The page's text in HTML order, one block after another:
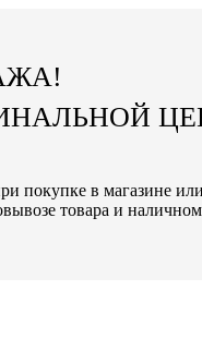
покупке в магазине
товара и наличном